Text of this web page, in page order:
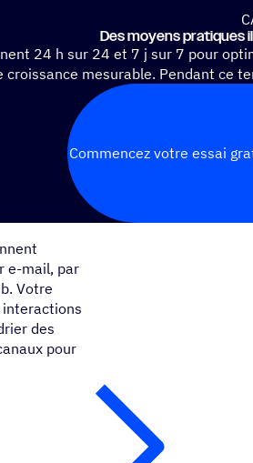
Des moyens
24 h sur 24 et 7 j sur 7 pour
croissance mesurable. Pendant ce
Commencez votre essai
e-mail, par
Votre
des
pour